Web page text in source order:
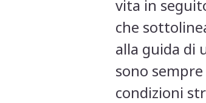
vita in
che
alla guida di
sono
condizioni